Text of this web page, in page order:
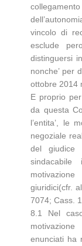
vincolo di
esclude
distinguersi
nonche’ per
ottobre 2014
E proprio
da questa
l’entita’, le
negoziale
del giudice
giuridici(cfr.
7074; Cass.
8.1 Nel
enunciati ha